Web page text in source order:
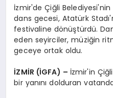
İzmir'de Çiğli
dans gecesi, Atatürk
festivaline dönüştürdü.
eden seyirciler, müziğin
geceye ortak oldu.
İZMİR (İGFA) – İzmir'in
bir yanını dolduran